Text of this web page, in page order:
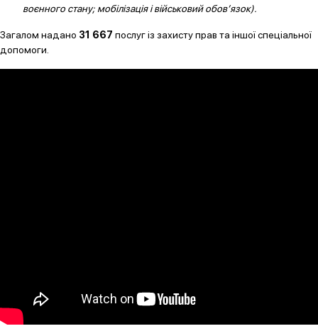
воєнного стану; мобілізація і військовий обов’язок).
Загалом надано 31 667 послуг із захисту прав та іншої спеціальної
допомоги.